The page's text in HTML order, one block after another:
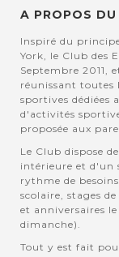
A PROPOS DU
Inspiré du
York, le Club des
Septembre 2011,
réunissant toutes
sportives dédiées
d'activités
proposée aux
Le Club dispose
intérieure et d'un
rythme de
scolaire, stages
et anniversaires
dimanche).
Tout y est fait